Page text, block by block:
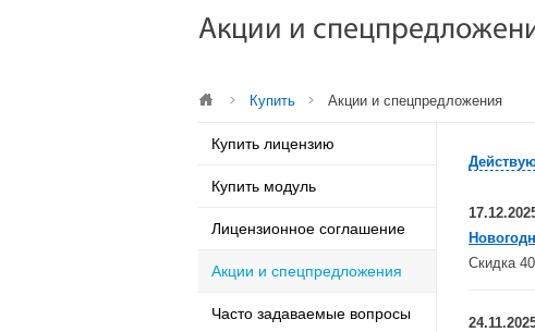
Акции и
Купить Акции и спецпредложения
Купить лицензию
Купить модуль
Лицензионное соглашение
Акции и спецпредложения
Часто задаваемые вопросы
Скидка